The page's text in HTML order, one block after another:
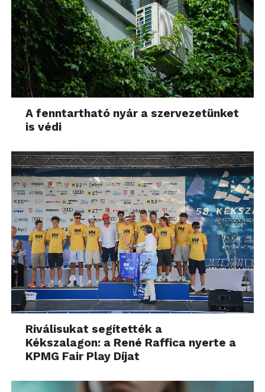
A fenntartható nyár a szervezetünket
is védi
Riválisukat segítették a
Kékszalagon: a René Raffica nyerte a
KPMG Fair Play Díjat